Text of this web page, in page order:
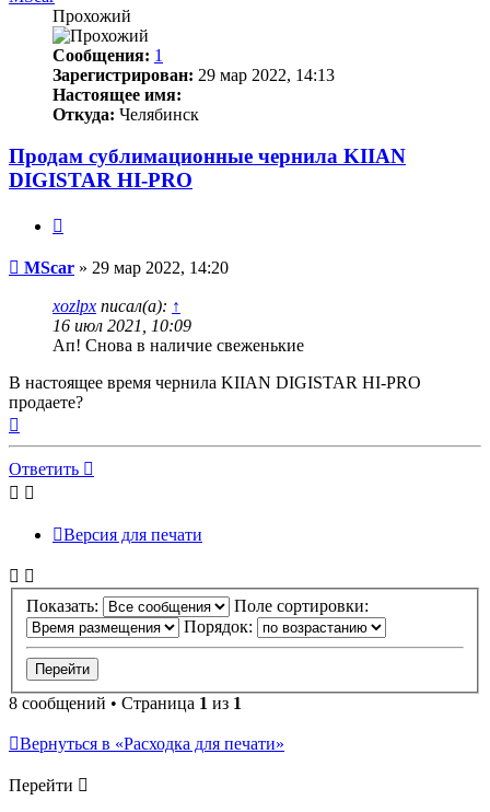
Прохожий
Сообщения: 1
Зарегистрирован: 29 мар 2022, 14:13
Настоящее имя:
Откуда: Челябинск
Продам сублимационные чернила KIIAN
DIGISTAR HI-PRO
Непрочитанное
MScar » 29 мар 2022, 14:20
xozlpx писал(а): ↑
16 июл 2021, 10:09
Ап! Снова в наличие свеженькие
В настоящее время чернила KIIAN DIGISTAR HI-PRO
продаете?
началу
Ответить
Версия для печати
Показать:
Поле сортировки:
Порядок:
8 сообщений • Страница 1 из 1
Вернуться в «Расходка для печати»
Перейти